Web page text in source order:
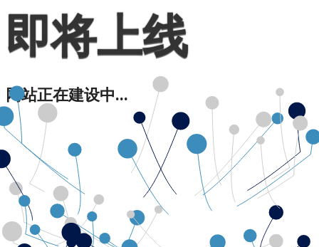
即将上线
网站正在建设中...